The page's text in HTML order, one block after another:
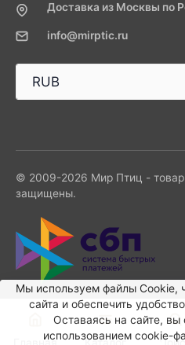
Доставка из Москвы по
info@mirptic.ru
© 2009-2026 Мир Птиц -
защищены.
Мы используем файлы Сookie,
сайта и обеспечить
Оставаясь на сайте, вы
использованием cookie-